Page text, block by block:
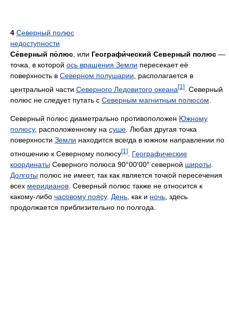
4 Северный полюс
недоступности
Се́верный по́люс , или Географи́ческий Северный полюс —
точка, в которой ось вращения Земли пересекает её
поверхность в Северном полушарии , располагается в
центральной части Северного Ледовитого океана [1]
. Северный
полюс не следует путать с Северным магнитным полюсом
Северный полюс диаметрально противоположен Южному
полюсу, расположенному на суше . Любая другая точка
поверхности Земли находится всегда в южном направлении по
отношению к Северному полюсу[1]
Географические
координаты Северного полюса 90°00′00″ северной широты
Долготы полюс не имеет, так как является точкой пересечения
всех меридианов . Северный полюс также не относится к
какому-либо часовому поясу. День , как и ночь , здесь
продолжается приблизительно по полгода.